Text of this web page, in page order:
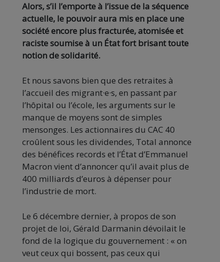
Alors, s’il l’emporte à l’issue de la séquence
actuelle, le pouvoir aura mis en place une
société encore plus fracturée, atomisée et
raciste soumise à un État fort brisant toute
notion de solidarité.
Et nous savons bien que des retraites à
l’accueil des migrant·e·s, en passant par
l’hôpital ou l’école, les arguments sur le
manque de moyens sont de simples
mensonges. Les actionnaires du CAC 40
croûlent sous les dividendes, Total annonce
des bénéfices records et l’État d’Emmanuel
Macron vient d’annoncer qu’il avait plus de
400 milliards d’euros à dépenser pour
l’industrie de mort.
Le 6 décembre dernier, à propos de son
projet de loi, Gérald Darmanin dévoilait le
fond de la logique du gouvernement : « on
veut ceux qui bossent, pas ceux qui